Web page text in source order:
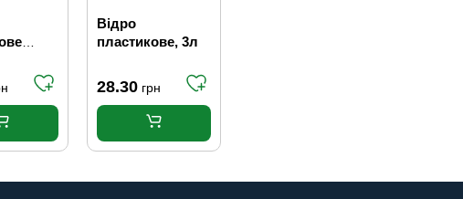
Відро
пластикове, 3л
28.30 грн